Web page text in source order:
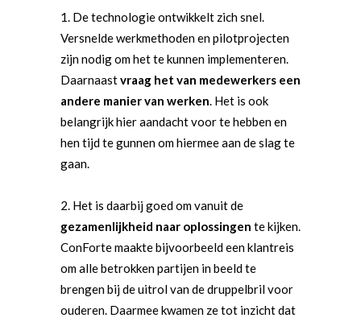
De technologie ontwikkelt zich snel.
Versnelde werkmethoden en pilotprojecten
zijn nodig om het te kunnen implementeren.
Daarnaastvraag het van medewerkers een
andere manier van werken. Het is ook
belangrijk hier aandacht voor te hebben en
hen tijd te gunnen om hiermee aan de slag te
gaan.
Het is daarbij goed om vanuit de
gezamenlijkheid naar oplossingen te kijken.
ConForte maakte bijvoorbeeld een klantreis
om alle betrokken partijen in beeld te
brengen bij de uitrol van de druppelbril voor
ouderen. Daarmee kwamen ze tot inzicht dat